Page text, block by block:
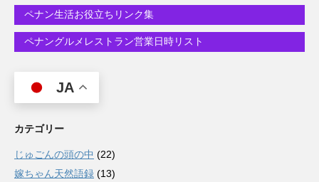
ペナン生活お役立ちリンク集
ペナングルメレストラン営業日時リスト
JA
カテゴリー
じゅごんの頭の中 (22)
嫁ちゃん天然語録 (13)